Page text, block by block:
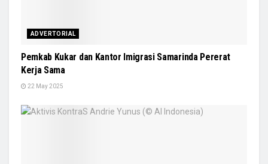
ADVERTORIAL
Pemkab Kukar dan Kantor Imigrasi Samarinda Pererat
Kerja Sama
22 May 2025